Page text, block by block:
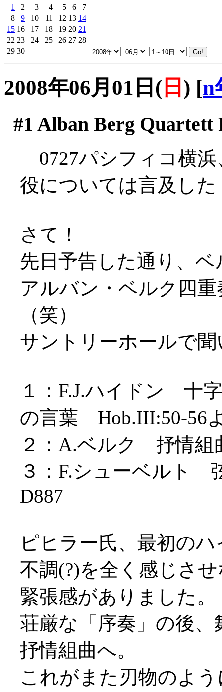
1
2 3 4 5 6
7
8
9 10 11 12 13 14
15 16 17 18 19 20 21
22 23 24 25 26 27 28
29 30
2008年06月01日( 日 ) [n
#1 Alban Berg Quartett
0727パシフィコ横浜
役については言及し
さて！
先日予告した通り、
アルバン・ベルク四
（笑）
サントリーホールで
１：F.J.ハイドン 十
の言葉 Hob.III:50-56
２：A.ベルク 抒情組
３：F.シューベルト
D887
ピヒラー氏、最初の
不調(?)を全く感じさ
緊張感がありました。
荘厳な「序奏」の後
抒情組曲へ。
これがまた刃物のよ